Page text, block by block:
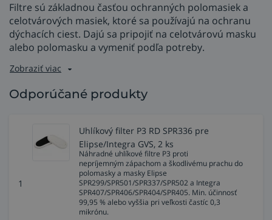
Filtre sú základnou časťou ochranných polomasiek a
celotvárových masiek, ktoré sa používajú na ochranu
dýchacích ciest. Dajú sa pripojiť na celotvárovú masku
alebo polomasku a vymeniť podľa potreby.
Zobraziť viac
Odporúčané produkty
1
Uhlíkový filter P3 RD SPR336 pre
Elipse/Integra GVS, 2 ks
Náhradné uhlíkové filtre P3 proti
nepríjemným zápachom a škodlivému prachu do
polomasky a masky Elipse
SPR299/SPR501/SPR337/SPR502 a Integra
SPR407/SPR406/SPR404/SPR405. Min. účinnosť
99,95 % alebo vyššia pri veľkosti častíc 0,3
mikrónu.